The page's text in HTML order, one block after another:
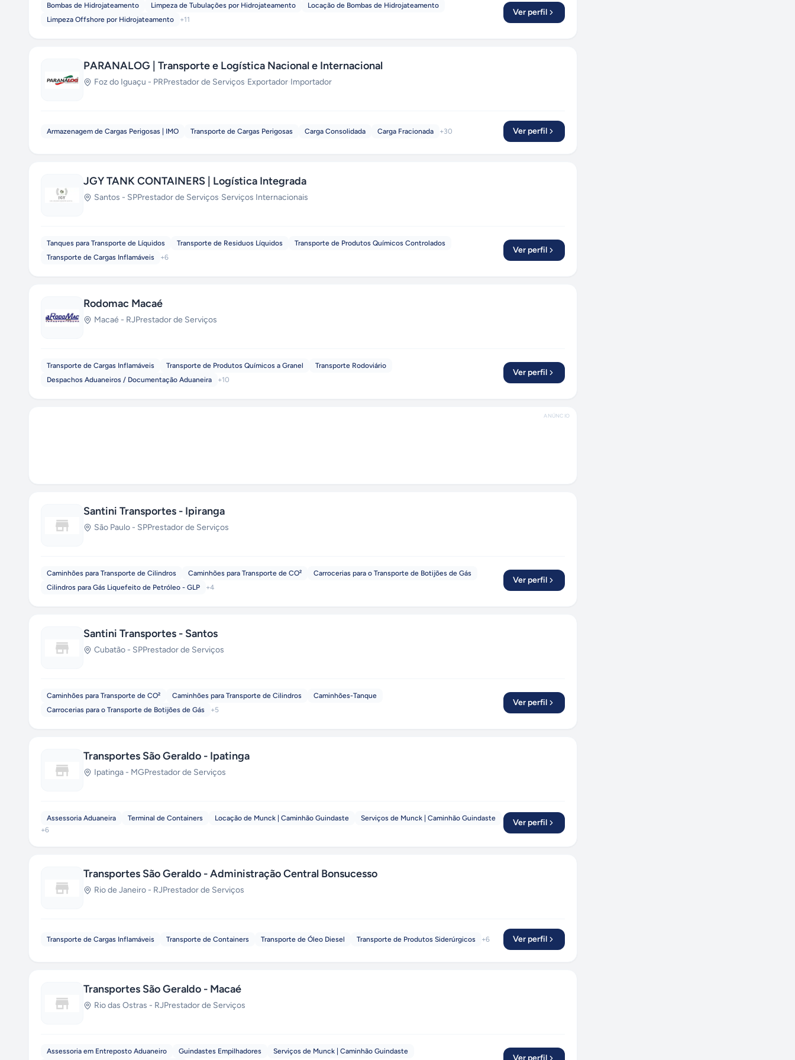
Bombas de Hidrojateamento Limpeza de Tubulações por Hidrojateamento
Locação de Bombas de Hidrojateamento
Limpeza Offshore por Hidrojateamento
+11
Ver perfil
PARANALOG | Transporte e Logística Nacional e Internacional
Foz do Iguaçu - PRPrestador de Serviços·Exportador·Importador
Armazenagem de Cargas Perigosas | IMO Transporte de Cargas Perigosas Carga Consolidada Carga Fracionada +30 Ver perfil
JGY TANK CONTAINERS | Logística Integrada
Santos - SPPrestador de Serviços·Serviços Internacionais
Tanques para Transporte de Líquidos Transporte de Residuos Líquidos
Transporte de Produtos Químicos Controlados
Transporte de Cargas Inflamáveis
+6
Ver perfil
Rodomac Macaé
Macaé - RJPrestador de Serviços
Transporte de Cargas Inflamáveis Transporte de Produtos Químicos a Granel
Transporte Rodoviário
Despachos Aduaneiros / Documentação Aduaneira
+10
Ver perfil
ANÚNCIO
Santini Transportes - Ipiranga
São Paulo - SPPrestador de Serviços
Caminhões para Transporte de Cilindros Caminhões para Transporte de CO²
Carrocerias para o Transporte de Botijões de Gás
Cilindros para Gás Liquefeito de Petróleo - GLP
+4
Ver perfil
Santini Transportes - Santos
Cubatão - SPPrestador de Serviços
Caminhões para Transporte de CO² Caminhões para Transporte de Cilindros
Caminhões-Tanque
Carrocerias para o Transporte de Botijões de Gás
+5
Ver perfil
Transportes São Geraldo - Ipatinga
Ipatinga - MGPrestador de Serviços
Assessoria Aduaneira Terminal de Containers Locação de Munck | Caminhão Guindaste
Serviços de Munck | Caminhão Guindaste
+6
Ver perfil
Transportes São Geraldo - Administração Central Bonsucesso
Rio de Janeiro - RJPrestador de Serviços
Transporte de Cargas Inflamáveis Transporte de Containers Transporte de Óleo Diesel Transporte de Produtos Siderúrgicos +6 Ver perfil
Transportes São Geraldo - Macaé
Rio das Ostras - RJPrestador de Serviços
Assessoria em Entreposto Aduaneiro Guindastes Empilhadores Serviços de Munck | Caminhão Guindaste
Ver perfil